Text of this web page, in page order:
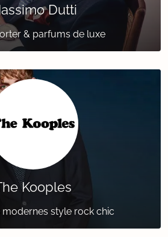
Dutti
& parfums de luxe
Kooples
modernes style rock chic